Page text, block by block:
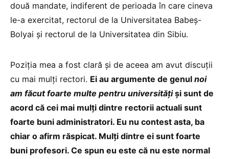
două mandate, indiferent de perioada în care cineva
le-a exercitat, rectorul de la Universitatea Babeș-
Bolyai și rectorul de la Universitatea din Sibiu.
Poziția mea a fost clară și de aceea am avut discuții
cu mai mulți rectori. Ei au argumente de genul noi
am făcut foarte multe pentru universitățiși sunt de
acord că cei mai mulți dintre rectorii actuali sunt
foarte buni administratori. Eu nu contest asta, ba
chiar o afirm răspicat. Mulți dintre ei sunt foarte
buni profesori. Ce spun eu este că nu este normal